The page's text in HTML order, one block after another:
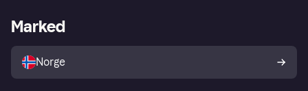
Utforsk butikker
Merchant portal
Marked
Norge